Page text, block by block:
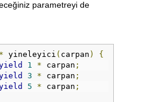
parametreyi de
* yineleyici ( carpan )
{
1 * carpan ;
3 * carpan ;
5 * carpan ;